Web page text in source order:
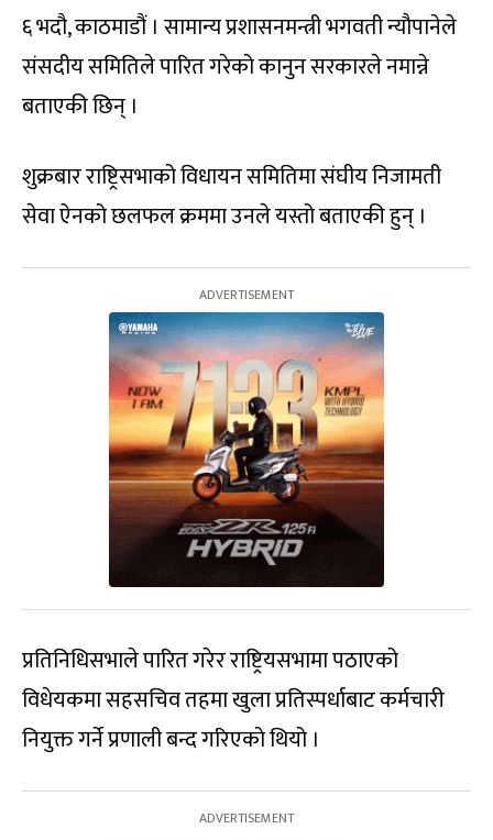
६ भदौ, काठमाडौं । सामान्य प्रशासनमन्त्री भगवती न्यौपानेले
संसदीय समितिले पारित गरेको कानुन सरकारले नमान्ने
बताएकी छिन् ।
शुक्रबार राष्ट्रिसभाको विधायन समितिमा संघीय निजामती
सेवा ऐनको छलफल क्रममा उनले यस्तो बताएकी हुन् ।
प्रतिनिधिसभाले पारित गरेर राष्ट्रियसभामा पठाएको
विधेयकमा सहसचिव तहमा खुला प्रतिस्पर्धाबाट कर्मचारी
नियुक्त गर्ने प्रणाली बन्द गरिएको थियो ।